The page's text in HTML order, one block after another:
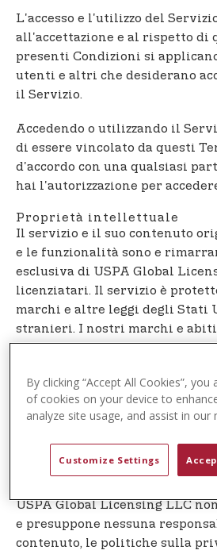
L'accesso e l'utilizzo del
all'accettazione e al rispetto di
presenti Condizioni si
utenti e altri che desiderano
il Servizio.
Accedendo o utilizzando il
di essere vincolato da questi
d'accordo con una qualsiasi
hai l'autorizzazione per
Proprietà intellettuale
Il servizio e il suo contenuto
e le funzionalità sono e
esclusiva di USPA Global
licenziatari. Il servizio è
marchi e altre leggi degli Stati
stranieri. I nostri marchi e
possono essere utilizzati in
Global Licensing LLC.
Collegamenti ad altri siti
USPA Global Licensing LLC
e presuppone nessuna
contenuto, le politiche sulla
By clicking “Accept All Cookies”,
of cookies on your device to
analyze site usage, and assist in our
Customize Settings